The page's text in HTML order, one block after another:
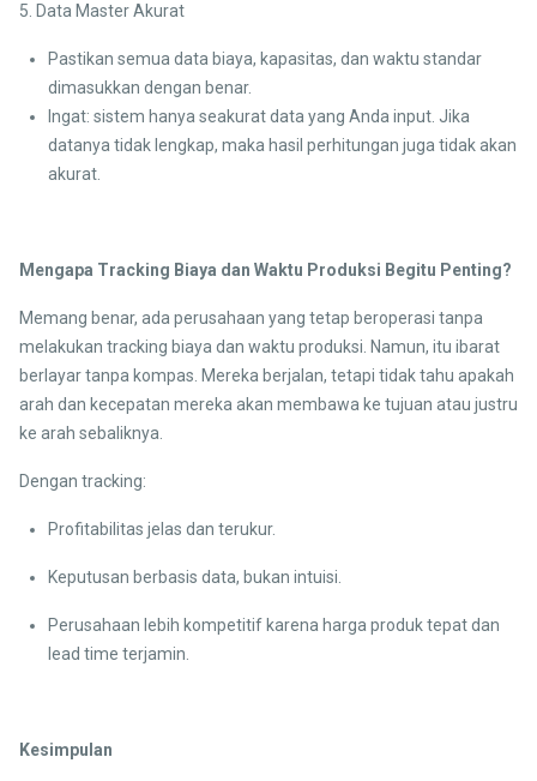
5. Data Master Akurat
Pastikan semua data biaya, kapasitas, dan waktu standar
dimasukkan dengan benar.
Ingat: sistem hanya seakurat data yang Anda input. Jika
datanya tidak lengkap, maka hasil perhitungan juga tidak akan
akurat.
Mengapa Tracking Biaya dan Waktu Produksi Begitu Penting?
Memang benar, ada perusahaan yang tetap beroperasi tanpa
melakukan tracking biaya dan waktu produksi. Namun, itu ibarat
berlayar tanpa kompas. Mereka berjalan, tetapi tidak tahu apakah
arah dan kecepatan mereka akan membawa ke tujuan atau justru
ke arah sebaliknya.
Dengan tracking:
Profitabilitas jelas dan terukur.
Keputusan berbasis data, bukan intuisi.
Perusahaan lebih kompetitif karena harga produk tepat dan
lead time terjamin.
Kesimpulan